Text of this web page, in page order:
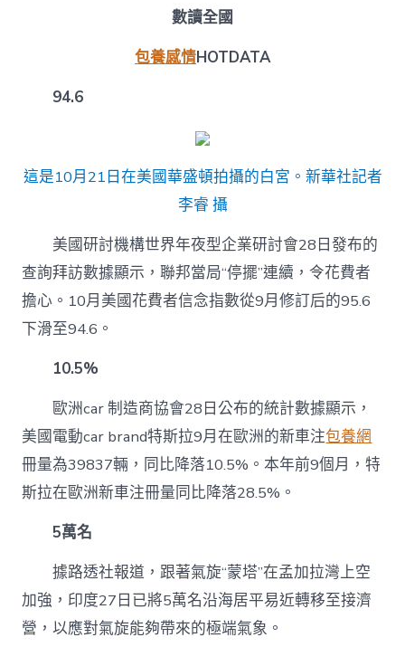
數讀全國
包養感情HOTDATA
94.6
這是10月21日在美國華盛頓拍攝的白宮。新華社記者
李睿 攝
美國研討機構世界年夜型企業研討會28日發布的
查詢拜訪數據顯示，聯邦當局“停擺”連續，令花費者
擔心。10月美國花費者信念指數從9月修訂后的95.6
下滑至94.6。
10.5%
歐洲car 制造商協會28日公布的統計數據顯示，
美國電動car brand特斯拉9月在歐洲的新車注包養網
冊量為39837輛，同比降落10.5%。本年前9個月，特
斯拉在歐洲新車注冊量同比降落28.5%。
5萬名
據路透社報道，跟著氣旋“蒙塔”在孟加拉灣上空
加強，印度27日已將5萬名沿海居平易近轉移至接濟
營，以應對氣旋能夠帶來的極端氣象。